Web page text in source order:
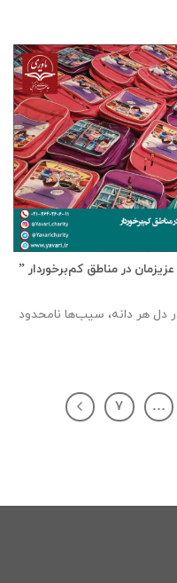
در مناطق کم‌برخوردار ”
هر دانه، سیب‌ها نامحدود
… ۷